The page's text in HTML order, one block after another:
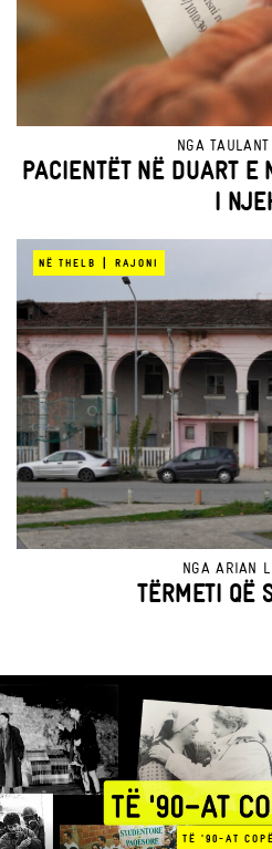
NGA
PACIENTËT NË DUART
I
NË THELB | RAJONI
NGAARIAN
TËRMETI QË
TË '90-AT